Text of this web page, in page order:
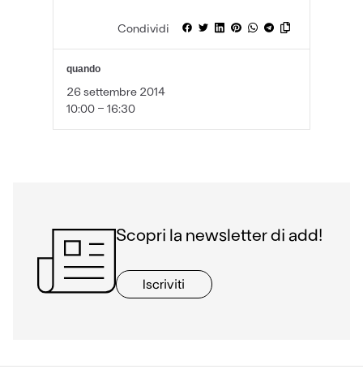
Condividi
quando
26 settembre 2014
10:00 - 16:30
Scopri la newsletter di add!
Iscriviti